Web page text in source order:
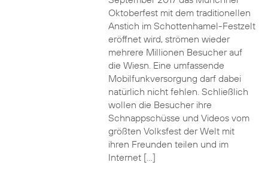
Oktoberfest mit dem traditionellen
Anstich im Schottenhamel-Festzelt
eröffnet wird, strömen wieder
mehrere Millionen Besucher auf
die Wiesn. Eine umfassende
Mobilfunkversorgung darf dabei
natürlich nicht fehlen. Schließlich
wollen die Besucher ihre
Schnappschüsse und Videos vom
größten Volksfest der Welt mit
ihren Freunden teilen und im
Internet […]